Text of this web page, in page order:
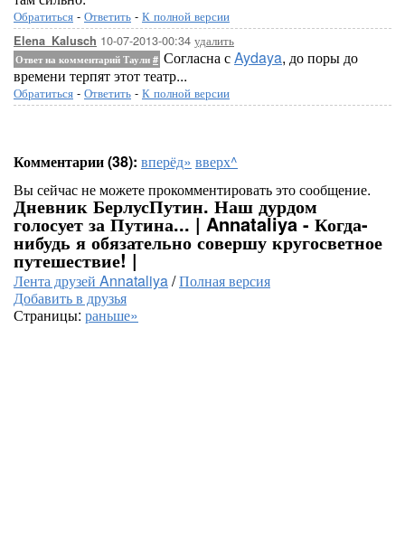
Обратиться - Ответить - К полной версии
Elena_Kalusch 10-07-2013-00:34 удалить
Ответ на комментарий Таули # Согласна сAydaya, до поры до
времени терпят этот театр...
Обратиться - Ответить - К полной версии
Комментарии (38): вперёд» вверх^
Вы сейчас не можете прокомментировать это сообщение.
Дневник БерлусПутин. Наш дурдом
голосует за Путина... | Annataliya - Когда-
нибудь я обязательно совершу кругосветное
путешествие! |
Лента друзей Annataliya/Полная версия
Добавить в друзья
Страницы: раньше»